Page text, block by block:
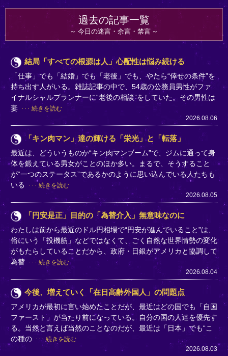
過去の記事一覧
今日の迷言・余言・禁言
結局「すべての根源は人」心配性は悩み続ける
「仕事」でも「結婚」でも「老後」でも、やたら“倖せの条件”を
持ち出す人がいる。雑誌記事の中で、54歳の公務員男性がファ
イナルシャルプランナーに“老後の相談”をしていた。その男性は
妻
続きを読む
2026.08.06
「キン肉マン」達の輝ける「栄光」と「転落」
最近は、どういうものか“キン肉マンブーム”で、ジムに通って身
体を鍛えている男女がことのほか多い。まるで、そうすること
が“一つのステータス”であるかのように思い込んでいる人たちも
いる
続きを読む
2026.08.05
「円安是正」目的の「為替介入」無意味なのに
わたしは前から最近のドル円相場で“円安が進んでいること”は、
俗にいう「投機筋」などではなくて、ごく自然な世界情勢の変化
がもたらしていることだから、政府・日銀がアメリカと協調して
為替
続きを読む
2026.08.04
今後、増えていく「在日高齢外国人」の問題点
アメリカが最初に言い始めたことだが、最近はどの国でも「自国
ファースト」が当たり前になっている。自分の国の人達を優先す
る。当然と言えば当然のことなのだが、最近は「日本」でも“こ
の種の
続きを読む
2026.08.03